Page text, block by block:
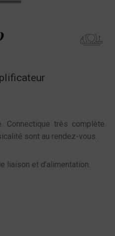
Connectique très complète.
sont au rendez-vous.
liaison et d’alimentation.